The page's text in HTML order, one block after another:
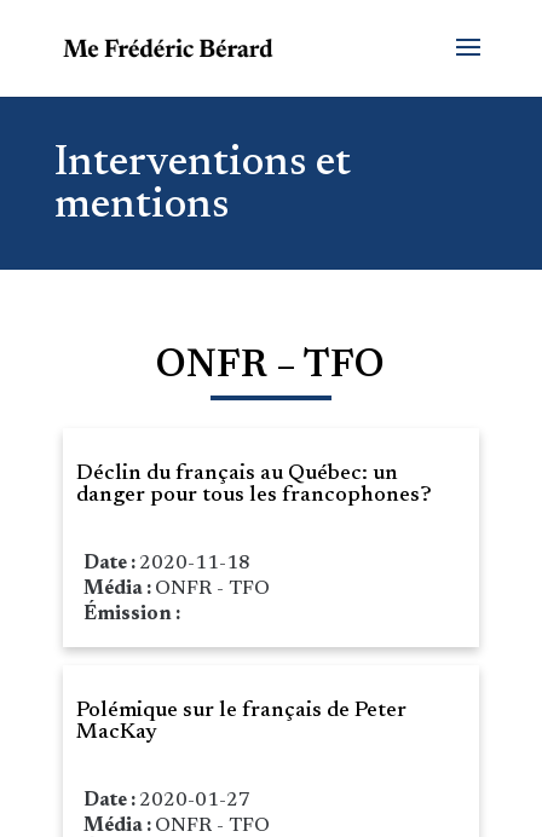
Interventions et
mentions
ONFR – TFO
Déclin du français au Québec: un
danger pour tous les francophones?
Date : 2020-11-18
Média : ONFR - TFO
Émission :
Polémique sur le français de Peter
MacKay
Date : 2020-01-27
Média : ONFR - TFO